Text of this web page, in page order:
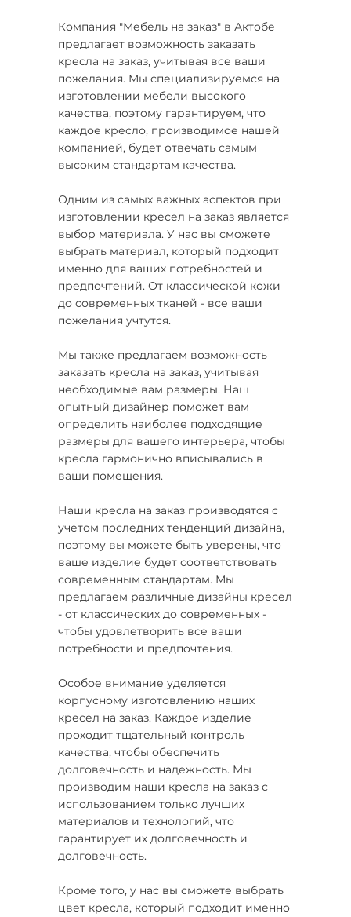
Компания "Мебель на заказ" в Актобе
предлагает возможность заказать
кресла на заказ, учитывая все ваши
пожелания. Мы специализируемся на
изготовлении мебели высокого
качества, поэтому гарантируем, что
каждое кресло, производимое нашей
компанией, будет отвечать самым
высоким стандартам качества.
Одним из самых важных аспектов при
изготовлении кресел на заказ является
выбор материала. У нас вы сможете
выбрать материал, который подходит
именно для ваших потребностей и
предпочтений. От классической кожи
до современных тканей - все ваши
пожелания учтутся.
Мы также предлагаем возможность
заказать кресла на заказ, учитывая
необходимые вам размеры. Наш
опытный дизайнер поможет вам
определить наиболее подходящие
размеры для вашего интерьера, чтобы
кресла гармонично вписывались в
ваши помещения.
Наши кресла на заказ производятся с
учетом последних тенденций дизайна,
поэтому вы можете быть уверены, что
ваше изделие будет соответствовать
современным стандартам. Мы
предлагаем различные дизайны кресел
- от классических до современных -
чтобы удовлетворить все ваши
потребности и предпочтения.
Особое внимание уделяется
корпусному изготовлению наших
кресел на заказ. Каждое изделие
проходит тщательный контроль
качества, чтобы обеспечить
долговечность и надежность. Мы
производим наши кресла на заказ с
использованием только лучших
материалов и технологий, что
гарантирует их долговечность и
долговечность.
Кроме того, у нас вы сможете выбрать
цвет кресла, который подходит именно